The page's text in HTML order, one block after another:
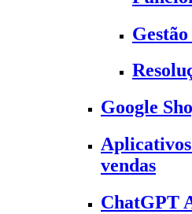
Google
vendas
ChatGPT